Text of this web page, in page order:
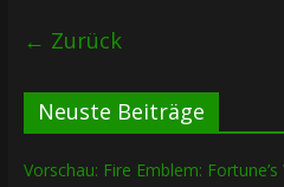
← Zurück
Neuste Beiträge
Vorschau: Fire Emblem: